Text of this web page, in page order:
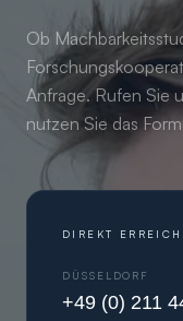
Ob
Anfrage. Rufen Sie
nutzen Sie das
DIREKT
DÜSSELDORF
+49 (0) 211